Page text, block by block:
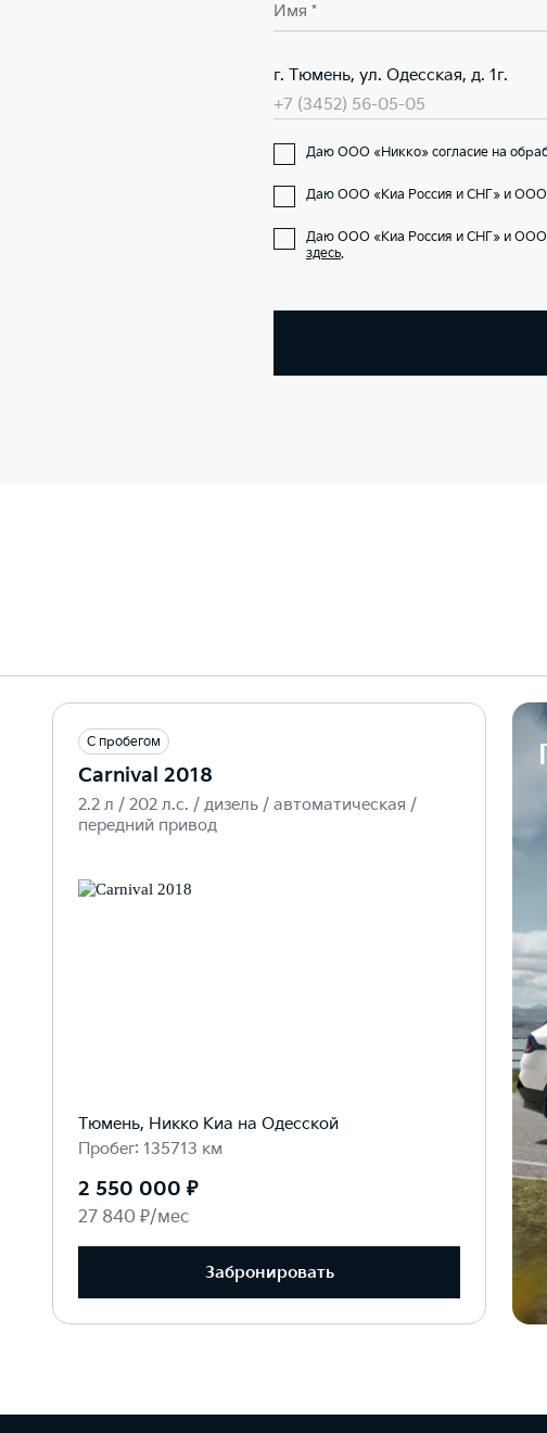
Имя *
г. Тюмень, ул. Одесская, д. 1г.
+7 (3452) 56-05-05
Даю ООО «Никко» согласие на
Даю ООО «Киа Россия и СНГ» и ООО
Даю ООО «Киа Россия и СНГ» и ООО
здесь.
С пробегом
Carnival 2018
2.2 л / 202 л.c. / дизель / автоматическая /
передний привод
Тюмень, Никко Kиа на Одесской
Пробег: 135713 км
2 550 000 ₽
27 840 ₽/мес
Забронировать